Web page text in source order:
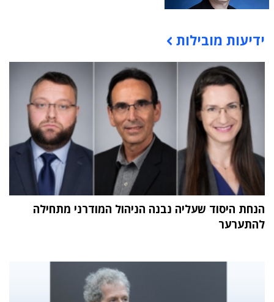
תוכן פרסומי
ידיעות מובילות
הנחת היסוד שעליה נבנה הניהול המודרני מתחילה
להתערער